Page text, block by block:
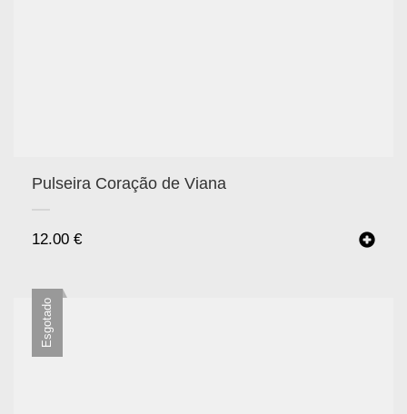
Pulseira Coração de Viana
12.00 €
Esgotado